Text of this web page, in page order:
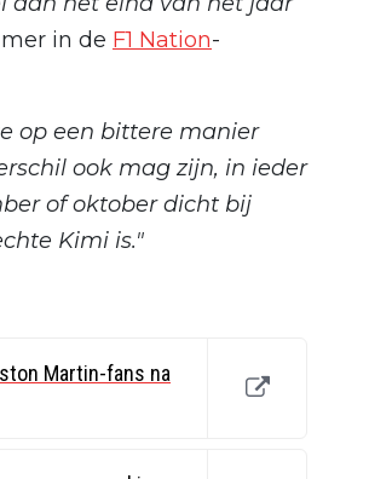
in de F1 Nation-
op een bittere manier
ook mag zijn, in ieder
of oktober dicht bij
Kimi is."
Martin-fans na